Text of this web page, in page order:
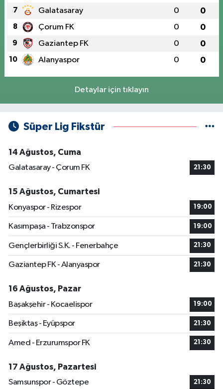
7 Galatasaray 0 0
8 Çorum FK 0 0
9 Gaziantep FK 0 0
10 Alanyaspor 0 0
Detaylar için tıklayın
Süper Lig Fikstür
14 Ağustos, Cuma
Galatasaray - Çorum FK
21:30
15 Ağustos, Cumartesi
Konyaspor - Rizespor
19:00
Kasımpaşa - Trabzonspor 19:00
Gençlerbirliği S.K. - Fenerbahçe 21:30
Gaziantep FK - Alanyaspor 21:30
16 Ağustos, Pazar
Başakşehir - Kocaelispor
19:00
Beşiktaş - Eyüpspor 21:30
Amed - Erzurumspor FK 21:30
17 Ağustos, Pazartesi
Samsunspor - Göztepe
21:30